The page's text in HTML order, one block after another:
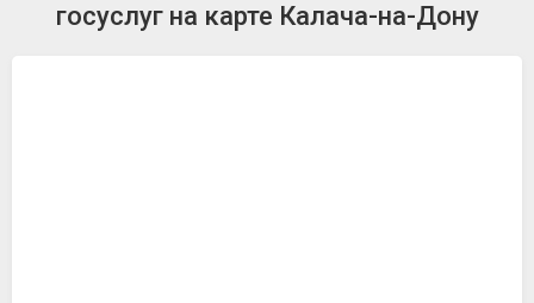
госуслуг на карте Калача-на-Дону